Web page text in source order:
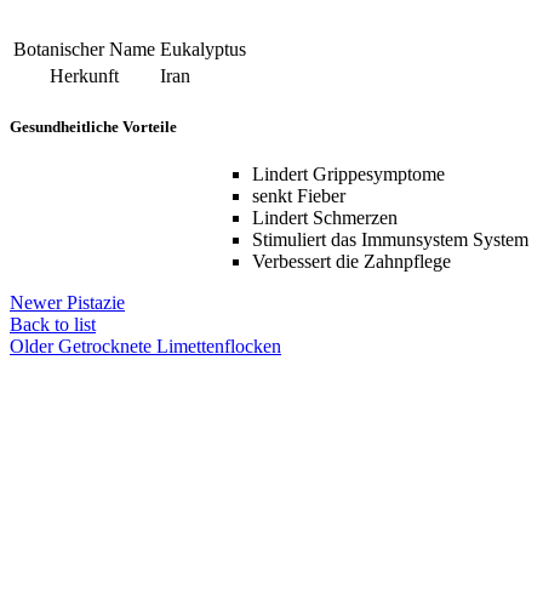
Botanischer Name Eukalyptus
Herkunft
Iran
Gesundheitliche Vorteile
Lindert Grippesymptome
senkt Fieber
Lindert Schmerzen
Stimuliert das Immunsystem System
Verbessert die Zahnpflege
Newer Pistazie
Back to list
Older Getrocknete Limettenflocken